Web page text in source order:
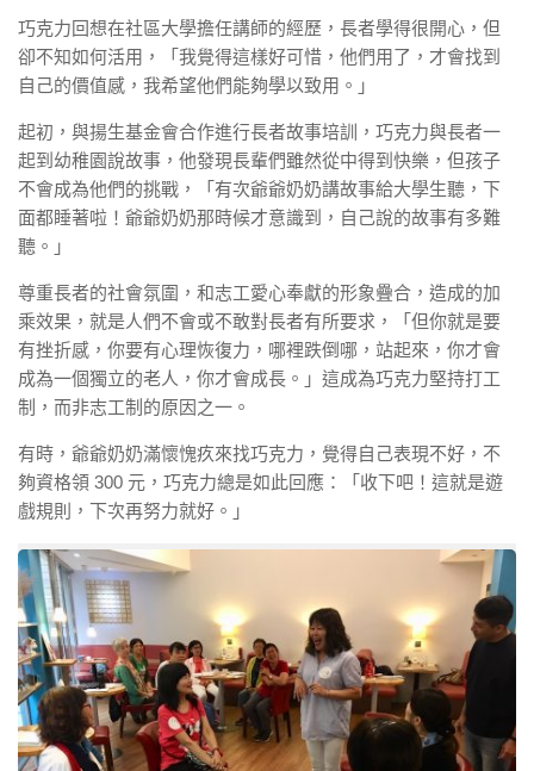
巧克力回想在社區大學擔任講師的經歷，長者學得很開心，但
卻不知如何活用，「我覺得這樣好可惜，他們用了，才會找到
自己的價值感，我希望他們能夠學以致用。」
起初，與揚生基金會合作進行長者故事培訓，巧克力與長者一
起到幼稚園說故事，他發現長輩們雖然從中得到快樂，但孩子
不會成為他們的挑戰，「有次爺爺奶奶講故事給大學生聽，下
面都睡著啦！爺爺奶奶那時候才意識到，自己說的故事有多難
聽。」
尊重長者的社會氛圍，和志工愛心奉獻的形象疊合，造成的加
乘效果，就是人們不會或不敢對長者有所要求，「但你就是要
有挫折感，你要有心理恢復力，哪裡跌倒哪，站起來，你才會
成為一個獨立的老人，你才會成長。」這成為巧克力堅持打工
制，而非志工制的原因之一。
有時，爺爺奶奶滿懷愧疚來找巧克力，覺得自己表現不好，不
夠資格領 300 元，巧克力總是如此回應：「收下吧！這就是遊
戲規則，下次再努力就好。」